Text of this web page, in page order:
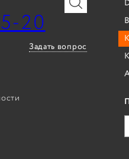
20
Задать вопрос